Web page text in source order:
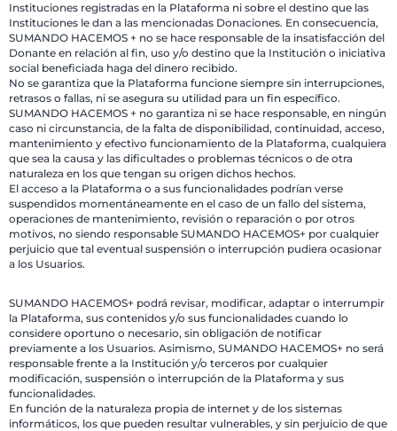
Instituciones registradas en la Plataforma ni sobre el destino que las
Instituciones le dan a las mencionadas Donaciones. En consecuencia,
SUMANDO HACEMOS + no se hace responsable de la insatisfacción del
Donante en relación al fin, uso y/o destino que la Institución o iniciativa
social beneficiada haga del dinero recibido.
No se garantiza que la Plataforma funcione siempre sin interrupciones,
retrasos o fallas, ni se asegura su utilidad para un fin específico.
SUMANDO HACEMOS + no garantiza ni se hace responsable, en ningún
caso ni circunstancia, de la falta de disponibilidad, continuidad, acceso,
mantenimiento y efectivo funcionamiento de la Plataforma, cualquiera
que sea la causa y las dificultades o problemas técnicos o de otra
naturaleza en los que tengan su origen dichos hechos.
El acceso a la Plataforma o a sus funcionalidades podrían verse
suspendidos momentáneamente en el caso de un fallo del sistema,
operaciones de mantenimiento, revisión o reparación o por otros
motivos, no siendo responsable SUMANDO HACEMOS+ por cualquier
perjuicio que tal eventual suspensión o interrupción pudiera ocasionar
a los Usuarios.
SUMANDO HACEMOS+ podrá revisar, modificar, adaptar o interrumpir
la Plataforma, sus contenidos y/o sus funcionalidades cuando lo
considere oportuno o necesario, sin obligación de notificar
previamente a los Usuarios. Asimismo, SUMANDO HACEMOS+ no será
responsable frente a la Institución y/o terceros por cualquier
modificación, suspensión o interrupción de la Plataforma y sus
funcionalidades.
En función de la naturaleza propia de internet y de los sistemas
informáticos, los que pueden resultar vulnerables, y sin perjuicio de que